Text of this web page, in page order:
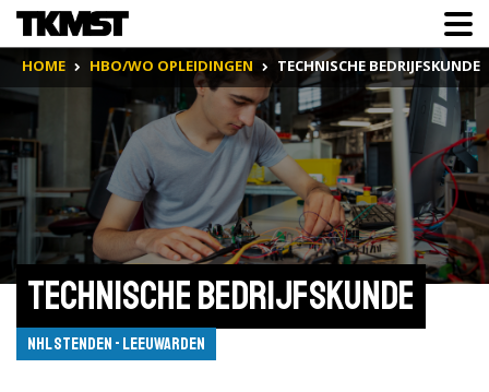
HOME HBO/WO OPLEIDINGEN TECHNISCHE BEDRIJFSKUNDE
Technische Bedrijfskunde
NHL Stenden - Leeuwarden